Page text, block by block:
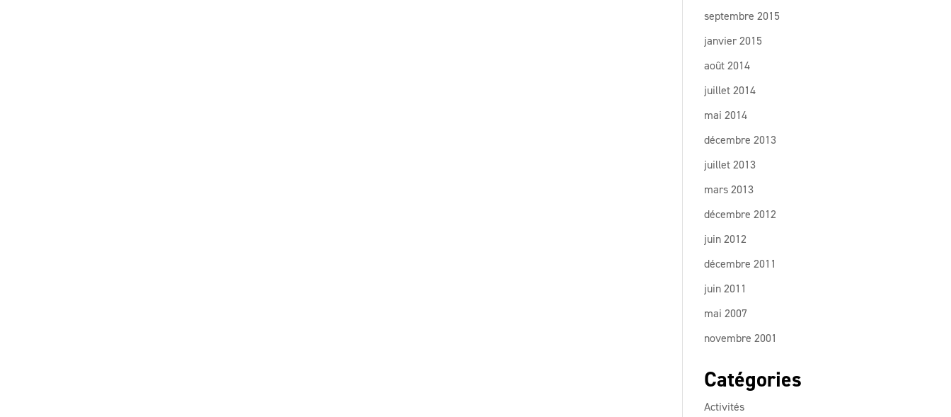
septembre 2015
janvier 2015
août 2014
juillet 2014
mai 2014
décembre 2013
juillet 2013
mars 2013
décembre 2012
juin 2012
décembre 2011
juin 2011
mai 2007
novembre 2001
Catégories
Activités